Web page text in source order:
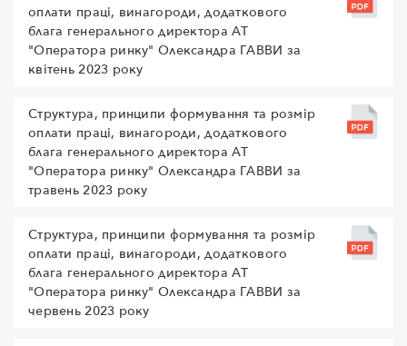
оплати праці, винагороди, додаткового
блага генерального директора АТ
"Оператора ринку" Олександра ГАВВИ за
квітень 2023 року
Структура, принципи формування та розмір
оплати праці, винагороди, додаткового
блага генерального директора АТ
"Оператора ринку" Олександра ГАВВИ за
травень 2023 року
Структура, принципи формування та розмір
оплати праці, винагороди, додаткового
блага генерального директора АТ
"Оператора ринку" Олександра ГАВВИ за
червень 2023 року